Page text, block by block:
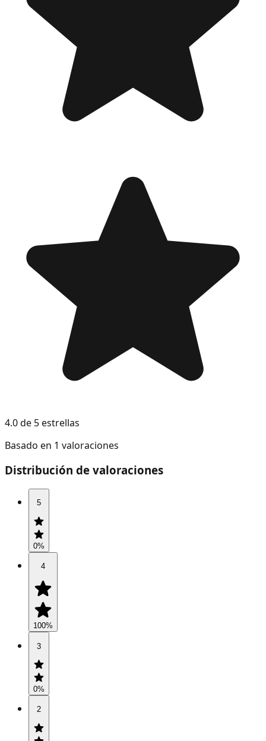
4.0 de 5 estrellas
Basado en 1 valoraciones
Distribución de valoraciones
5
0%
4
100%
3
0%
2